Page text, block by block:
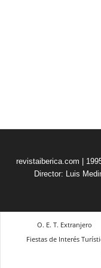
revistaiberica.com |
Director: Luis
O. E. T. Extranjero
Fiestas de Interés